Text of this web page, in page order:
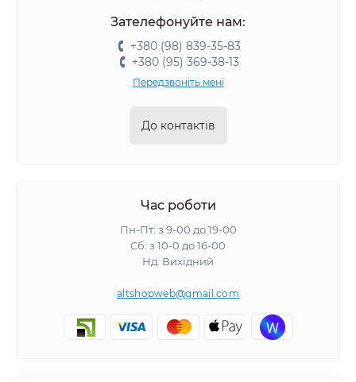
Зателефонуйте нам:
+380 (98) 839-35-83
+380 (95) 369-38-13
Передзвоніть мені
До контактів
Час роботи
Пн-Пт: з 9-00 до 19-00
Сб: з 10-0 до 16-00
Нд: Вихідний
altshopweb@gmail.com